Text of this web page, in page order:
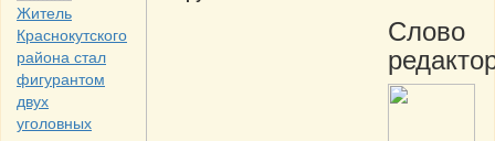
Житель
Краснокутского
района стал
фигурантом
двух
уголовных
Слово